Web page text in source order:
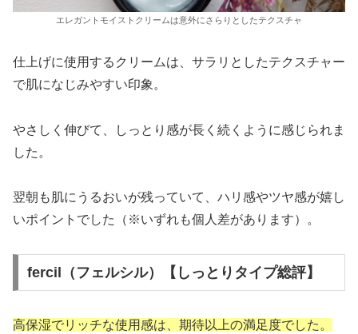
エレガントモイストクリームは意外にさらりとしたテクスチャ
仕上げに使用するクリームは、サラリとしたテクスチャー
で肌になじみやすい印象。
やさしく伸びて、しっとり感が長く続くように感じられま
した。
翌朝も肌にうるおいが残っていて、ハリ感やツヤ感が嬉し
いポイントでした（※いずれも個人差があります）。
fercil（フェルシル）【しっとりタイプ総評】
高保湿でリッチな使用感は、期待以上の満足度でした。